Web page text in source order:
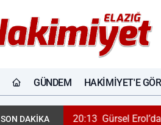
GÜNDEM HAKIMIYET'E
SON DAKİKA 20:13 Gürsel